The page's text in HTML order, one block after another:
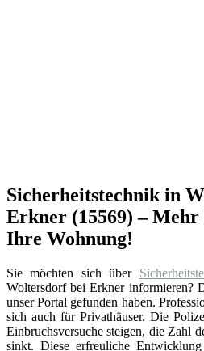
Sicherheitstechnik in
Erkner (15569) –
Ihre Wohnung!
Sie möchten sich über
Woltersdorf bei Erkner informieren?
unser Portal gefunden haben.
sich auch für Privathäuser. Die
Einbruchsversuche steigen, die Zahl
sinkt. Diese erfreuliche